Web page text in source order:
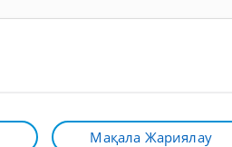
Мақала Жариялау